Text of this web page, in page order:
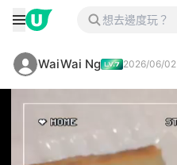
WaiWai Ng 2026/06/02